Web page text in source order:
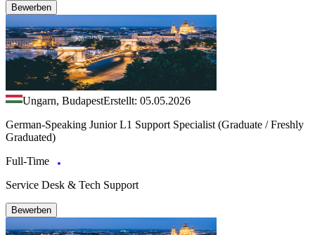
Bewerben
Ungarn, BudapestErstellt: 05.05.2026
German‑Speaking Junior L1 Support Specialist (Graduate / Freshly
Graduated)
Full-Time
Service Desk & Tech Support
Bewerben